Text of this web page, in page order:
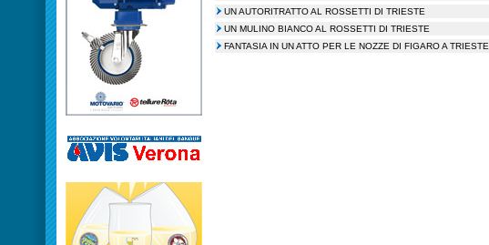
UN AUTORITRATTO AL ROSSETTI DI TRIESTE
UN MULINO BIANCO AL ROSSETTI DI TRIESTE
FANTASIA IN UN ATTO PER LE NOZZE DI FIGARO A TRIESTE